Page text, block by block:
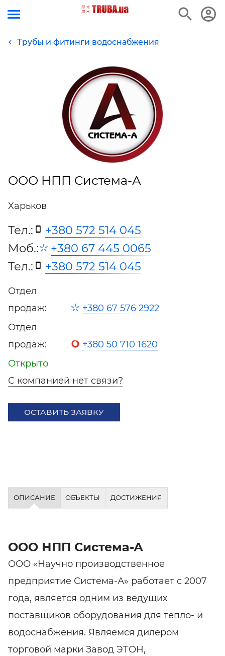
Трубы и фитинги водоснабжения
ООО НПП Система-А
Харьков
Тел.:
+380 572 514 045
Моб.:
+380 67 445 0065
Тел.:
+380 572 514 045
Отдел
продаж:
+380 67 576 2922
Отдел
продаж:
+380 50 710 1620
Открыто
С компанией нет связи?
ОСТАВИТЬ ЗАЯВКУ
ОПИСАНИЕ ОБЪЕКТЫ ДОСТИЖЕНИЯ
ООО НПП Система-А
ООО «Научно производственное
предприятие Система-А» работает с 2007
года, является одним из ведущих
поставщиков оборудования для тепло- и
водоснабжения. Являемся дилером
торговой марки Завод ЭТОН,